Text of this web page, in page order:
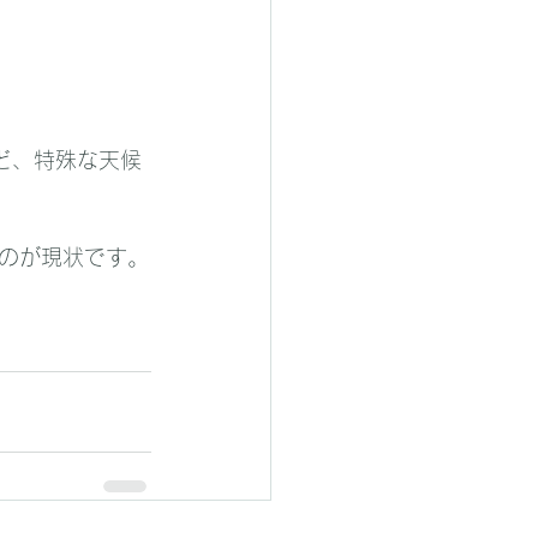
、特殊な天候
が現状です。